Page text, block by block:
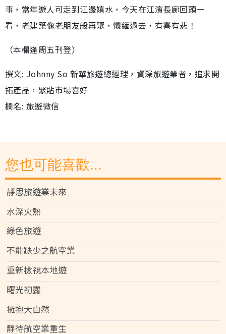
事，當年遊人可走到江邊嬉水，今天在江濱長廊回頭一
看，老建築像老朋友般再聚，懷緬過去，有喜有悲！
（本欄逢周五刊登）
撰文: Johnny So 新華旅遊總經理，資深旅遊業者，追求開
拓產品，緊貼市場喜好
欄名: 旅遊微信
您也可能喜歡...
靜思旅遊業未來
水深火熱
綠色旅遊
不能缺少之航空業
重新檢視本地遊
曙光初露
擁抱大自然
靜待航空業重生